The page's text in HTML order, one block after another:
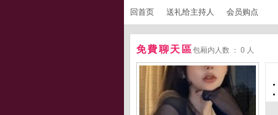
回首页 送礼给主持人 会员购点
免費聊天區包厢内人数 ： 0 人